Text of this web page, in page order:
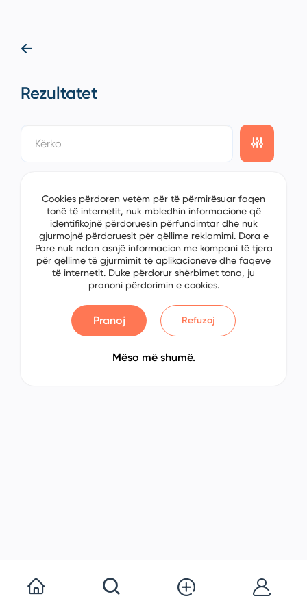
Rezultatet
Cookies përdoren vetëm për të përmirësuar faqen
tonë të internetit, nuk mbledhin informacione që
identifikojnë përdoruesin përfundimtar dhe nuk
gjurmojnë përdoruesit për qëllime reklamimi. Dora e
Pare nuk ndan asnjë informacion me kompani të tjera
për qëllime të gjurmimit të aplikacioneve dhe faqeve
të internetit. Duke përdorur shërbimet tona, ju
pranoni përdorimin e cookies.
Pranoj Refuzoj
Mëso më shumë.